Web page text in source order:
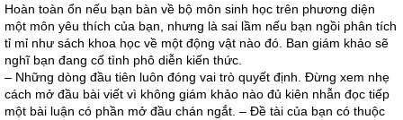
Hoàn toàn ổn nếu bạn bàn về bộ môn sinh học trên phương diện
một môn yêu thích của bạn, nhưng là sai lầm nếu bạn ngồi phân tích
tỉ mỉ như sách khoa học về một động vật nào đó. Ban giám khảo sẽ
nghĩ bạn đang cố tình phô diễn kiến thức.
– Những dòng đầu tiên luôn đóng vai trò quyết định. Đừng xem nhẹ
cách mở đầu bài viết vì không giám khảo nào đủ kiên nhẫn đọc tiếp
một bài luận có phần mở đầu chán ngắt. – Đề tài của bạn có thuộc